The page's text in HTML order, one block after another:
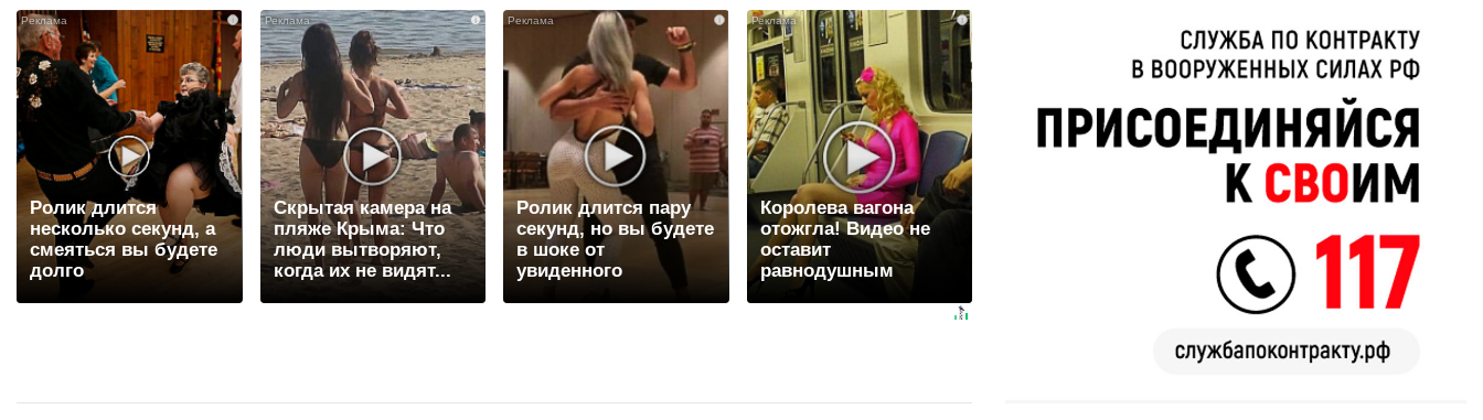
i
Ролик длится
несколько секунд, а
смеяться вы будете
долго
i
Скрытая камера на
пляже Крыма: Что
люди вытворяют,
когда их не видят...
i
Ролик длится пару
секунд, но вы будете
в шоке от
увиденного
i
Королева вагона
отожгла! Видео не
оставит
равнодушным